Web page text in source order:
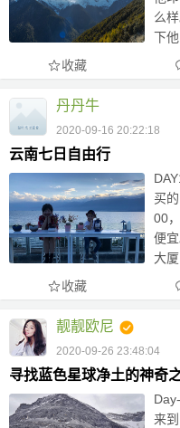
么样。 于是，即使汗如雨崩
下他的样子
的-
崩。 是第一次去徒步，心有忐忑
收藏
丹丹牛
2020-09-16 20:22:18
云南七日自由行
DAY1 北京—昆明 一大早从北京飞
买
00
便宜。 昆明我选择住在人民
大
打
280
收藏
靓靓欧尼
2020-09-26 23:48:04
寻找蓝色星球净土的神奇
来